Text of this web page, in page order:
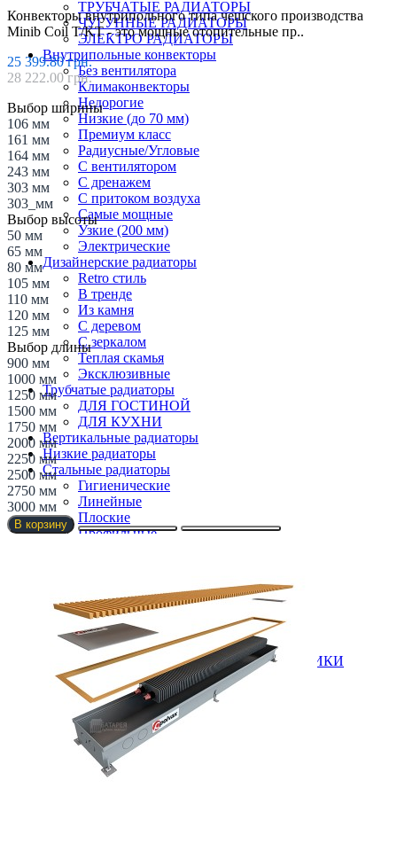
ТРУБЧАТЫЕ РАДИАТОРЫ
ЧУГУННЫЕ РАДИАТОРЫ
ЭЛЕКТРО РАДИАТОРЫ
Внутрипольные конвекторы
Без вентилятора
Климаконвекторы
Недорогие
Низкие (до 70 мм)
Премиум класс
Радиусные/Угловые
С вентилятором
С дренажем
С притоком воздуха
Самые мощные
Узкие (200 мм)
Электрические
Дизайнерские радиаторы
Retro стиль
В тренде
Из камня
С деревом
С зеркалом
Теплая скамья
Эксклюзивные
Трубчатые радиаторы
ДЛЯ ГОСТИНОЙ
ДЛЯ КУХНИ
Вертикальные радиаторы
Низкие радиаторы
Стальные радиаторы
Гигиенические
Линейные
Плоские
Профильные
В виде полки
ВОДЯНЫЕ ПОЛОТЕНЧИКИ
Все для полотенчиков
ДЛЯ ВАННОЙ
КОМБИНИРОВАННЫЕ ПОЛОТЕНЧИКИ
Лесенка
Оригинальные
Перегородки
Угловые
ЭЛЕКТРИЧЕСКИЕ ПОЛОТЕНЧИКИ
Элитные
Комплектация
Конвекторы внутрипольного типа чешского производства
Minib Coil T/KT - это мощные отопительные пр..
25 399.80 грн.
28 222.00 грн.
Выбор ширины
106 мм
161 мм
164 мм
243 мм
303 мм
303_мм
Выбор высоты
50 мм
65 мм
80 мм
105 мм
110 мм
120 мм
125 мм
Выбор длины
900 мм
1000 мм
1250 мм
1500 мм
1750 мм
2000 мм
2250 мм
2500 мм
2750 мм
3000 мм
В корзину